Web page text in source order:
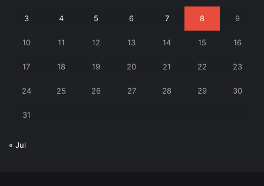
3 4 5 6 7 8 9
10 11 12 13 14 15 16
17 18 19 20 21 22 23
24 25 26 27 28 29 30
31
« Jul